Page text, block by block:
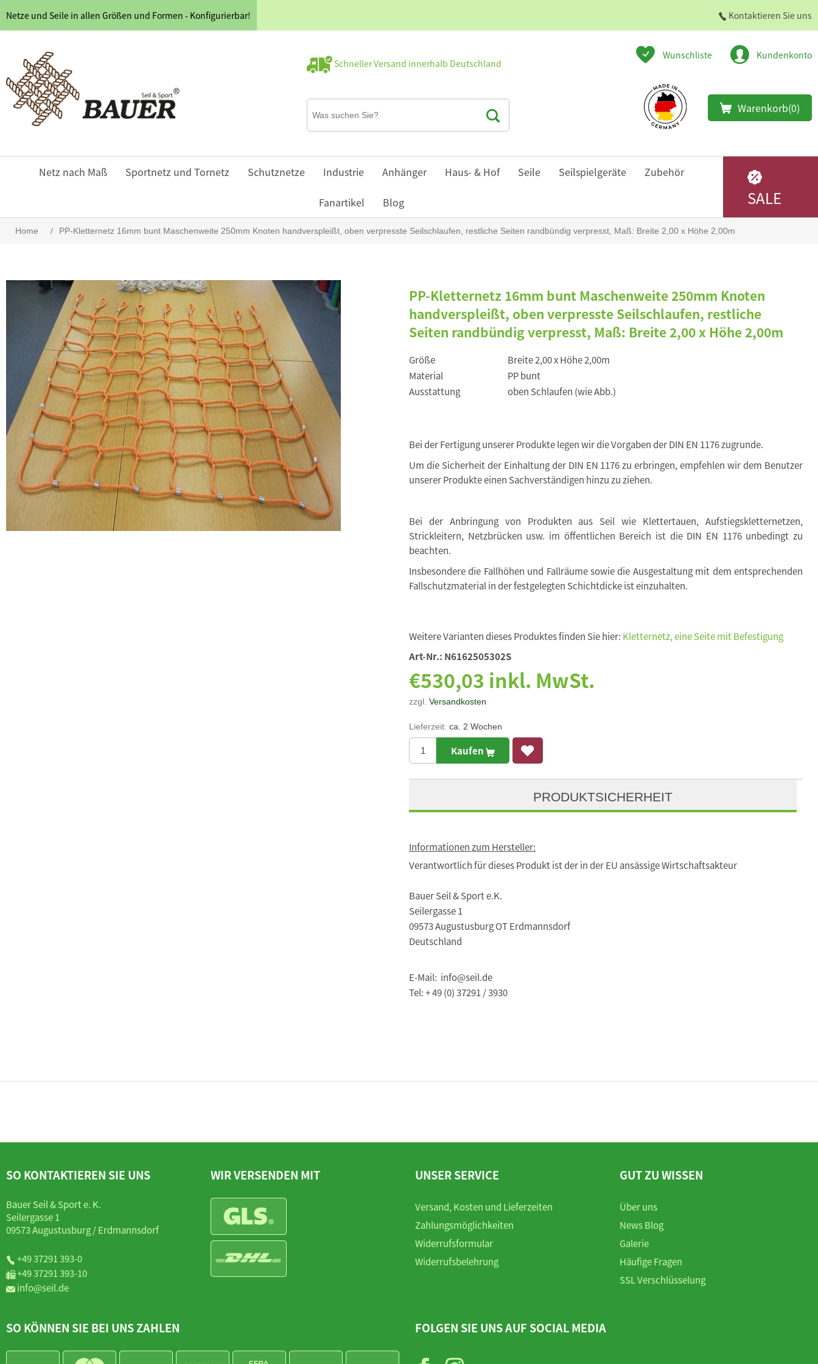
Netze und Seile in allen Größen und Formen - Konfigurierbar! Kontaktieren Sie uns
Schneller Versand innerhalb Deutschland
Wunschliste Kundenkonto
Warenkorb(0)
Netz nach Maß Sportnetz und Tornetz Schutznetze Industrie Anhänger Haus- & Hof Seile Seilspielgeräte Zubehör
Fanartikel Blog SALE
Home / PP-Kletternetz 16mm bunt Maschenweite 250mm Knoten handverspleißt, oben verpresste Seilschlaufen, restliche Seiten randbündig verpresst, Maß: Breite 2,00 x Höhe 2,00m
PP-Kletternetz 16mm bunt Maschenweite 250mm Knoten
handverspleißt, oben verpresste Seilschlaufen, restliche
Seiten randbündig verpresst, Maß: Breite 2,00 x Höhe 2,00m
Größe
Breite 2,00 x Höhe 2,00m
Material
PP bunt
Ausstattung
oben Schlaufen (wie Abb.)
Bei der Fertigung unserer Produkte legen wir die Vorgaben der DIN EN 1176 zugrunde.
Um die Sicherheit der Einhaltung der DIN EN 1176 zu erbringen, empfehlen wir dem Benutzer
unserer Produkte einen Sachverständigen hinzu zu ziehen.
Bei der Anbringung von Produkten aus Seil wie Klettertauen, Aufstiegskletternetzen,
Strickleitern, Netzbrücken usw. im öffentlichen Bereich ist die DIN EN 1176 unbedingt zu
beachten.
Insbesondere die Fallhöhen und Fallräume sowie die Ausgestaltung mit dem entsprechenden
Fallschutzmaterial in der festgelegten Schichtdicke ist einzuhalten.
Weitere Varianten dieses Produktes finden Sie hier: Kletternetz, eine Seite mit Befestigung
Art-Nr.: N6162505302S
€530,03 inkl. MwSt.
zzgl. Versandkosten
Lieferzeit: ca. 2 Wochen
Kaufen
PRODUKTSICHERHEIT
Informationen zum Hersteller:
Verantwortlich für dieses Produkt ist der in der EU ansässige Wirtschaftsakteur
Bauer Seil & Sport e.K.
Seilergasse 1
09573 Augustusburg OT Erdmannsdorf
Deutschland
E-Mail: info@seil.de
Tel: + 49 (0) 37291 / 3930
SO KONTAKTIEREN SIE UNS
Bauer Seil & Sport e. K.
Seilergasse 1
09573 Augustusburg / Erdmannsdorf
+49 37291 393-0
+49 37291 393-10
info@seil.de
WIR VERSENDEN MIT UNSER SERVICE
Versand, Kosten und Lieferzeiten
Zahlungsmöglichkeiten
Widerrufsformular
Widerrufsbelehrung
GUT ZU WISSEN
Über uns
News Blog
Galerie
Häufige Fragen
SSL Verschlüsselung
SO KÖNNEN SIE BEI UNS ZAHLEN FOLGEN SIE UNS AUF SOCIAL MEDIA